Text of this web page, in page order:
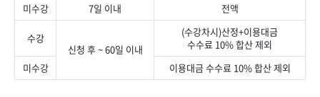
미수강 7일 이내 전액
수강
신청 후 ~ 60일 이내
(수강차시)산정+이용대금
수수료 10% 합산 제외
미수강
이용대금 수수료 10% 합산 제외